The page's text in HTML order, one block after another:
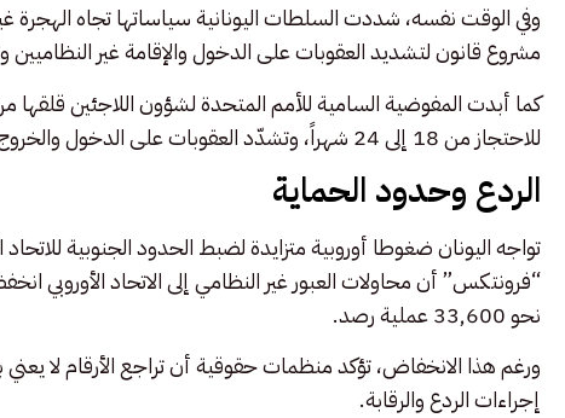
مشروع قانون لتشديد العقوبات على الدخول والإقامة غير
كما أبدت المفوضية السامية للأمم المتحدة لشؤون اللاجئين
للاحتجاز من 18 إلى 24 شهراً، وتشدّد العقوبات على الدخول والخروج غير النظاميين.
الردع وحدود الحماية
تواجه اليونان ضغوطا أوروبية متزايدة لضبط الحدود الجنوبية
نحو 33,600 عملية رصد.
ورغم هذا الانخفاض، تؤكد منظمات حقوقية أن تراجع الأرقام لا
إجراءات الردع والرقابة.